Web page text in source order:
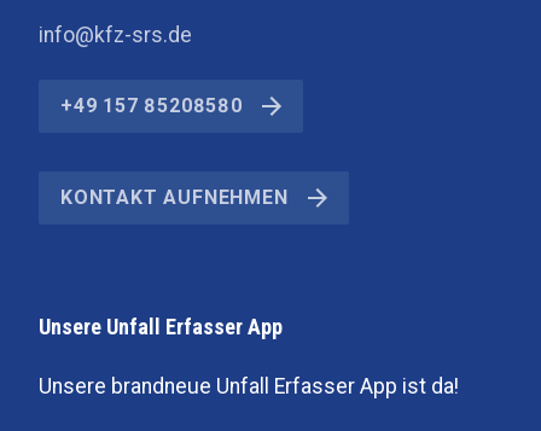
info@kfz-srs.de
+49 157 85208580
KONTAKT AUFNEHMEN
Unsere Unfall Erfasser App
Unsere brandneue Unfall Erfasser App ist da!